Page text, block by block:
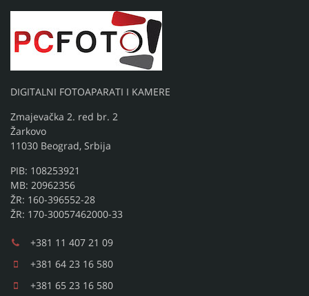
DIGITALNI FOTOAPARATI I KAMERE
Zmajevačka 2. red br. 2
Žarkovo
11030 Beograd, Srbija
PIB: 108253921
MB: 20962356
ŽR: 160-396552-28
ŽR: 170-30057462000-33
+381 11 407 21 09
+381 64 23 16 580
+381 65 23 16 580